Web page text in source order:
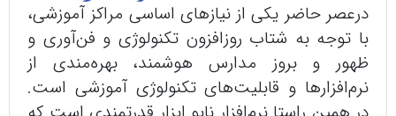
درعصر حاضر یکی از نیازهای اساسی مراکز آموزشی،
با توجه به شتاب روزافزون تکنولوژی و فن‌آوری و
ظهور و بروز مدارس هوشمند،‌ بهره‌مندی از
نرم‌افزارها و قابلیت‌های تکنولوژی آموزشی است.